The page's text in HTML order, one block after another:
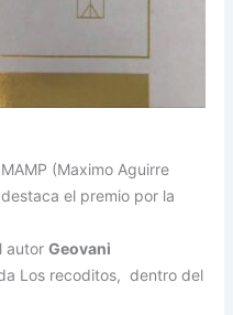
(Maximo Aguirre
el premio por la
autorGeovani
Los recoditos, dentro del